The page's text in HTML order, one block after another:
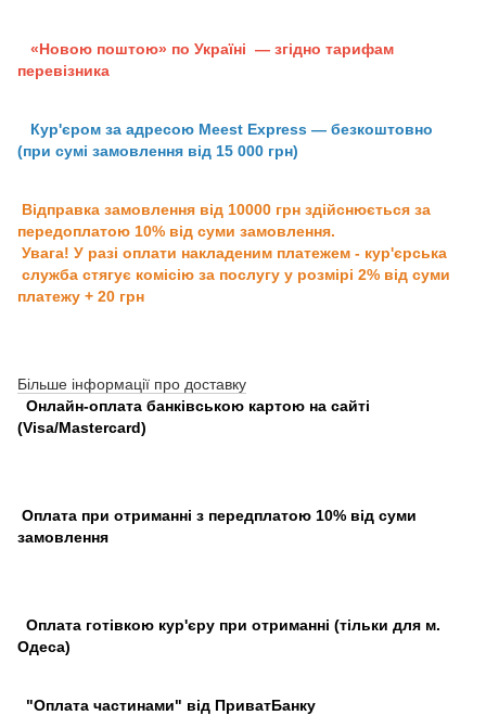
«Новою поштою» по Україні — згідно тарифам
перевізника
Кур'єром за адресою Meest Express — безкоштовно
(при сумі замовлення від 15 000 грн)
Відправка замовлення від 10000 грн здійснюється за
передоплатою 10% від суми замовлення.
Увага! У разі оплати накладеним платежем - кур'єрська
служба стягує комісію за послугу у розмірі 2% від суми
платежу + 20 грн
Більше інформації про доставку
Онлайн-оплата банківською картою на сайті
(Visa/Mastercard)
Оплата при отриманні з передплатою 10% від суми
замовлення
Оплата готівкою кур'єру при отриманні (тільки для м.
Одеса)
"Оплата частинами" від ПриватБанку